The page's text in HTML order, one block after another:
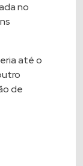
no
até o
de